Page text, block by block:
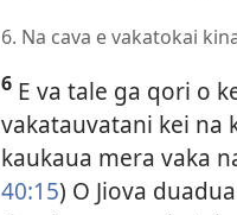
6. Na cava e vakatokai
6 E va tale ga qori o
vakatauvatani kei na
kaukaua mera vaka
40:15) O Jiova